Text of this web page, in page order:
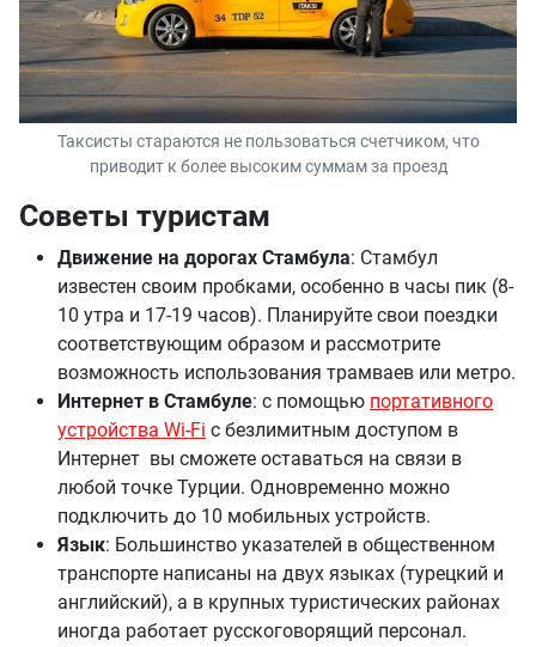
Таксисты стараются не пользоваться счетчиком, что
приводит к более высоким суммам за проезд
Cоветы туристам
Движение на дорогах Стамбула: Стамбул
известен своим пробками, особенно в часы пик (8-
10 утра и 17-19 часов). Планируйте свои поездки
соответствующим образом и рассмотрите
возможность использования трамваев или метро.
Интернет в Стамбуле: с помощью портативного
устройства Wi-Fi с безлимитным доступом в
Интернет вы сможете оставаться на связи в
любой точке Турции. Одновременно можно
подключить до 10 мобильных устройств.
Язык: Большинство указателей в общественном
транспорте написаны на двух языках (турецкий и
английский), а в крупных туристических районах
иногда работает русскоговорящий персонал.